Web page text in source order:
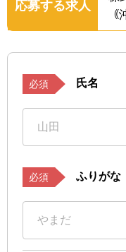
応募する求人
必須 氏名
必須 ふりがな